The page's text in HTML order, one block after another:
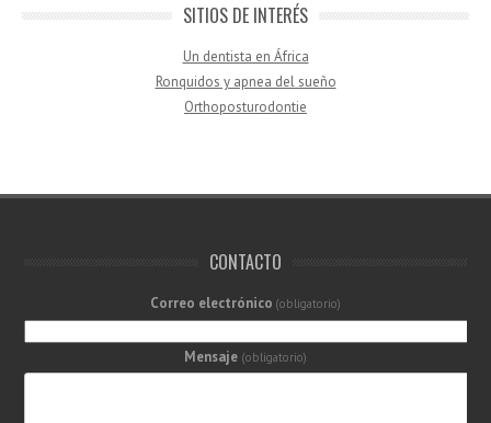
SITIOS DE INTERÉS
Un dentista en África
Ronquidos y apnea del sueño
Orthoposturodontie
CONTACTO
Correo electrónico (obligatorio)
Mensaje (obligatorio)